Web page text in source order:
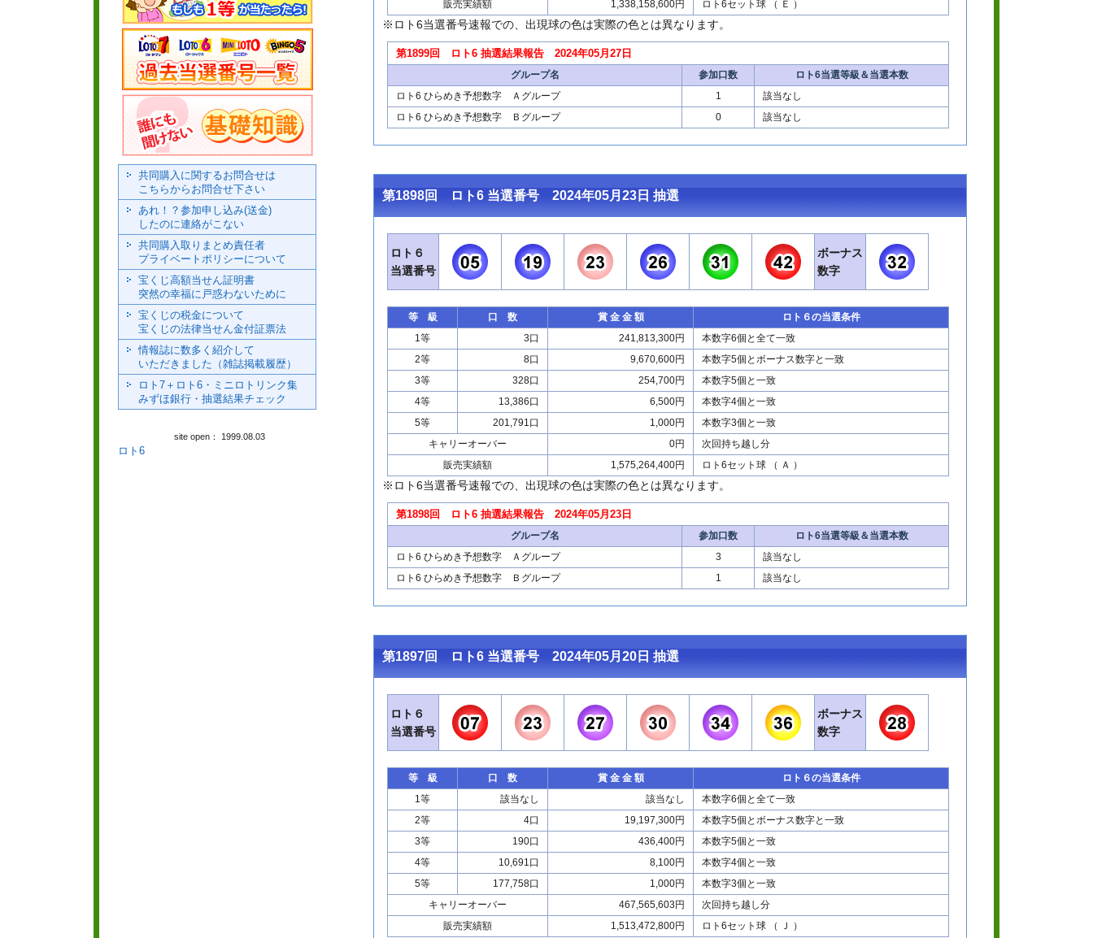
販売実績額
1,338,158,600円 ロト6セット球 （ Ｅ ）
※ロト6当選番号速報での、出現球の色は実際の色とは異なります。
第1899回 ロト6 抽選結果報告 2024年05月27日
グループ名 参加口数
ロト6当選等級＆当選本数
ロト6 ひらめき予想数字 Ａグループ
1
該当なし
ロト6 ひらめき予想数字 Ｂグループ
0 該当なし
第1898回 ロト6 当選番号 2024年05月23日 抽選
ロト６
当選番号
ボーナス
数字
等 級 口 数 賞 金 金 額
ロト６の当選条件
1等
3口 241,813,300円
本数字6個と全て一致
2等
8口 9,670,600円
本数字5個とボーナス数字と一致
3等
328口 254,700円
本数字5個と一致
4等
13,386口 6,500円
本数字4個と一致
5等
201,791口 1,000円
本数字3個と一致
キャリーオーバー
0円
次回持ち越し分
販売実績額
1,575,264,400円 ロト6セット球 （ Ａ ）
※ロト6当選番号速報での、出現球の色は実際の色とは異なります。
第1898回 ロト6 抽選結果報告 2024年05月23日
グループ名 参加口数
ロト6当選等級＆当選本数
ロト6 ひらめき予想数字 Ａグループ
3
該当なし
ロト6 ひらめき予想数字 Ｂグループ
1 該当なし
第1897回 ロト6 当選番号 2024年05月20日 抽選
ロト６
当選番号
ボーナス
数字
等 級 口 数 賞 金 金 額
ロト６の当選条件
1等
該当なし 該当なし
本数字6個と全て一致
2等
4口 19,197,300円
本数字5個とボーナス数字と一致
3等
190口 436,400円
本数字5個と一致
4等
10,691口 8,100円
本数字4個と一致
5等
177,758口 1,000円
本数字3個と一致
キャリーオーバー
467,565,603円
次回持ち越し分
販売実績額
1,513,472,800円 ロト6セット球 （ Ｊ ）
共同購入に関するお問合せは
こちらからお問合せ下さい
あれ！？参加申し込み(送金)
したのに連絡がこない
共同購入取りまとめ責任者
プライベートポリシーについて
宝くじ高額当せん証明書
突然の幸福に戸惑わないために
宝くじの税金について
宝くじの法律当せん金付証票法
情報誌に数多く紹介して
いただきました（雑誌掲載履歴）
ロト7＋ロト6・ミニロトリンク集
みずほ銀行・抽選結果チェック
site open： 1999.08.03
ロト6